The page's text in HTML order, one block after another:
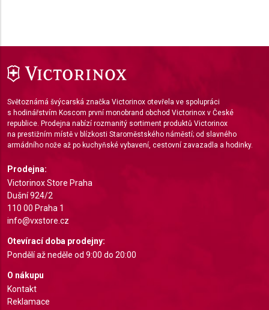
Světoznámá švýcarská značka Victorinox otevřela ve spolupráci
s hodinářstvím Koscom první monobrand obchod Victorinox v České
republice. Prodejna nabízí rozmanitý sortiment produktů Victorinox
na prestižním místě v blízkosti Staroměstského náměstí; od slavného
armádního nože až po kuchyňské vybavení, cestovní zavazadla a hodinky.
Prodejna:
Victorinox Store Praha
Dušní 924/2
110 00 Praha 1
info@vxstore.cz
Otevírací doba prodejny:
Pondělí až neděle od 9:00 do 20:00
O nákupu
Kontakt
Reklamace
Use precise geolocation data
Identify devices based on information actively
requested
Non-IAB processing purposes:
Necessary
Performance
Functional
Advertising